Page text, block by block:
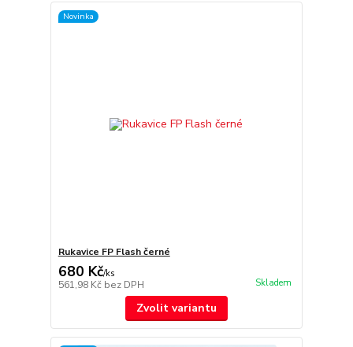
Novinka
Rukavice FP Flash černé
680 Kč/ks
561,98 Kč bez DPH Skladem
Zvolit variantu